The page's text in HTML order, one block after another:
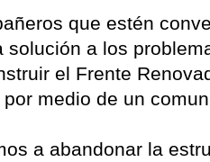
que estén
solución a los
el Frente
medio de un
a abandonar la